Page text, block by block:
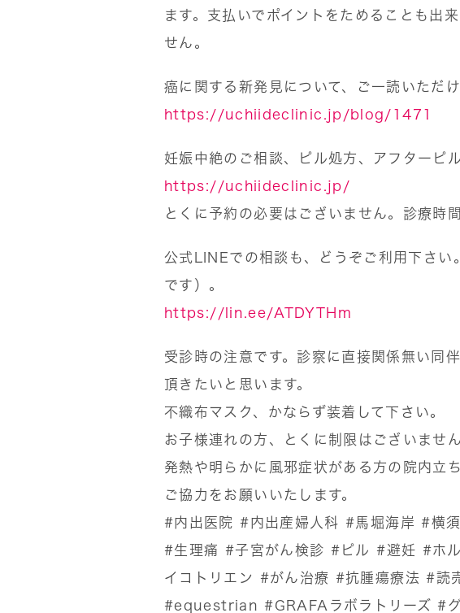
ます。支払いでポイントをためることも出
せん。
癌に関する新発見について、ご一読いただけ
https://uchiideclinic.jp/blog/1471
妊娠中絶のご相談、ピル処方、アフターピ
https://uchiideclinic.jp/
とくに予約の必要はございません。診療時
公式LINEでの相談も、どうぞご利用下さい
です）。
https://lin.ee/ATDYTHm
受診時の注意です。診察に直接関係無い同
頂きたいと思います。
不織布マスク、かならず装着して下さい。
お子様連れの方、とくに制限はございませ
発熱や明らかに風邪症状がある方の院内立
ご協力をお願いいたします。
#内出医院
#内出産婦人科 #馬堀海岸 #横
#生理痛
#子宮がん検診 #ピル #避妊 #ホ
イコトリエン
#がん治療 #抗腫瘍療法 #読
#equestrian #GRAFAラボラトリーズ #